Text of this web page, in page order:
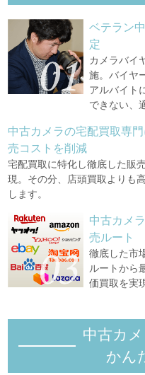
ベテラン
定
カメラバイ
施。バイヤ
アルバイト
できない、
中古カメラの宅配買取専
売コストを削減
宅配買取に特化し徹底した販
現。その分、店頭買取よりも
します。
中古カメ
売ルート
徹底した市
ルートから
価買取を実
中古カ
かん